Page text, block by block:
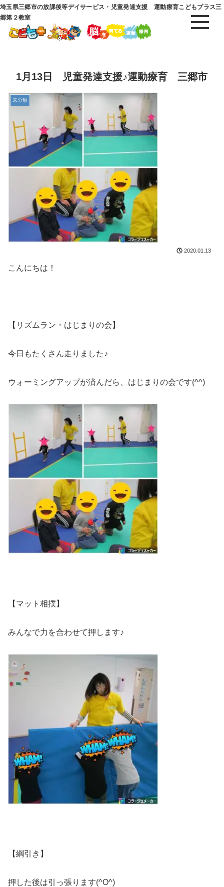
埼玉県三郷市の放課後等デイサービス・児童発達支援 運動療育こどもプラス三
郷第２教室
1月13日 児童発達支援♪運動療育 三郷市
未分類
2020.01.13
こんにちは！
【リズムラン・はじまりの会】
今日もたくさん走りました♪
ウォーミングアップが済んだら、はじまりの会です(^^)
【マット相撲】
みんなで力を合わせて押します♪
【綱引き】
押した後は引っ張ります(^O^)